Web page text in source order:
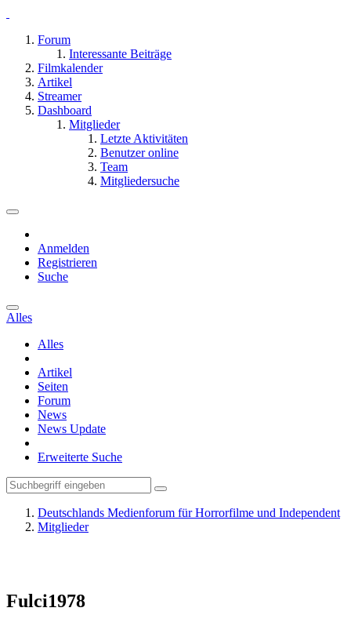
Forum
Interessante Beiträge
Filmkalender
Artikel
Streamer
Dashboard
Mitglieder
Letzte Aktivitäten
Benutzer online
Team
Mitgliedersuche
Anmelden
Registrieren
Suche
Alles
Alles
Artikel
Seiten
Forum
News
News Update
Erweiterte Suche
Deutschlands Medienforum für Horrorfilme und Independent
Mitglieder
Fulci1978